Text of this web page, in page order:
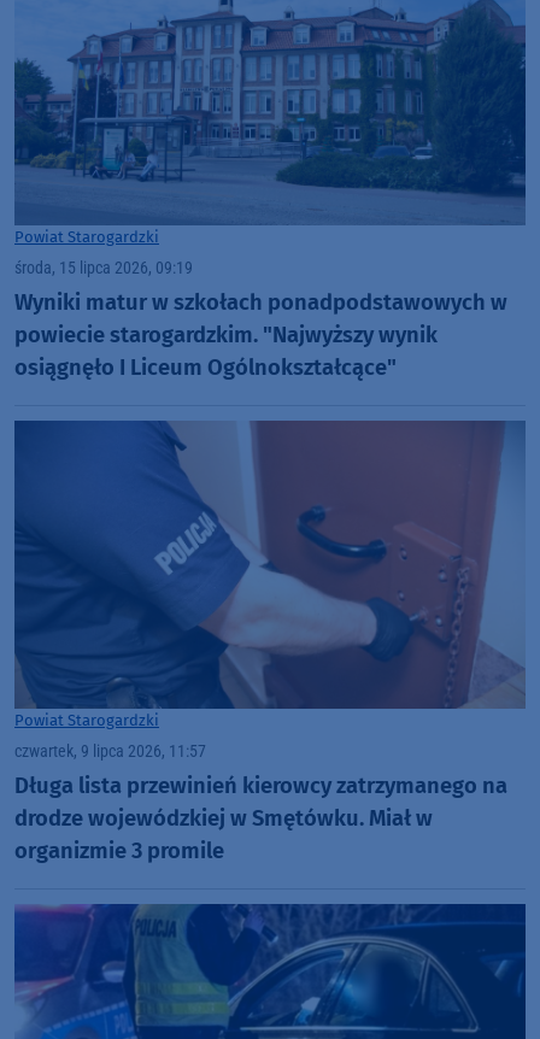
Powiat Starogardzki
środa, 15 lipca 2026, 09:19
Wyniki matur w szkołach ponadpodstawowych w
powiecie starogardzkim. "Najwyższy wynik
osiągnęło I Liceum Ogólnokształcące"
Powiat Starogardzki
czwartek, 9 lipca 2026, 11:57
Długa lista przewinień kierowcy zatrzymanego na
drodze wojewódzkiej w Smętówku. Miał w
organizmie 3 promile